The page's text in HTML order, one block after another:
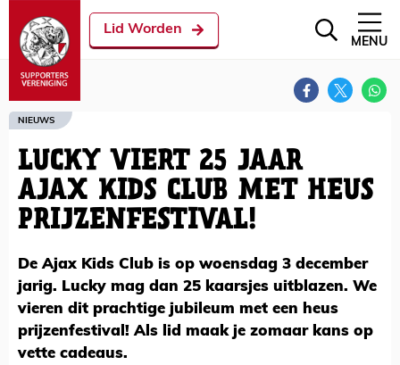
Lid Worden
MENU
NIEUWS
LUCKY VIERT 25 JAAR
AJAX KIDS CLUB MET HEUS
PRIJZENFESTIVAL!
De Ajax Kids Club is op woensdag 3 december
jarig. Lucky mag dan 25 kaarsjes uitblazen. We
vieren dit prachtige jubileum met een heus
prijzenfestival! Als lid maak je zomaar kans op
vette cadeaus.